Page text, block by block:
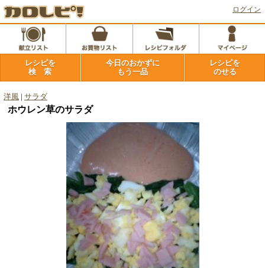
ログイン
レシピを
検 索
今日のおかずに
もう一品
レシピを
のせる
洋風 サラダ
ホウレン草のサラダ